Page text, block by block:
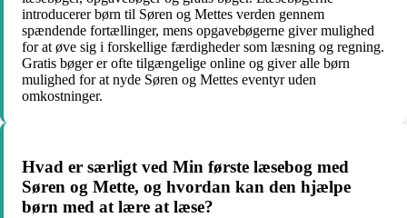
introducerer børn til Søren og Mettes verden gennem
spændende fortællinger, mens opgavebøgerne giver mulighed
for at øve sig i forskellige færdigheder som læsning og regning.
Gratis bøger er ofte tilgængelige online og giver alle børn
mulighed for at nyde Søren og Mettes eventyr uden
omkostninger.
Hvad er særligt ved Min første læsebog med
Søren og Mette, og hvordan kan den hjælpe
børn med at lære at læse?